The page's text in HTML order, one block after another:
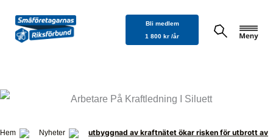
innehåll
Bli medlem
1 800 kr /år
Hem Nyheter
utbyggnad av kraftnätet ökar risken för utbrott av